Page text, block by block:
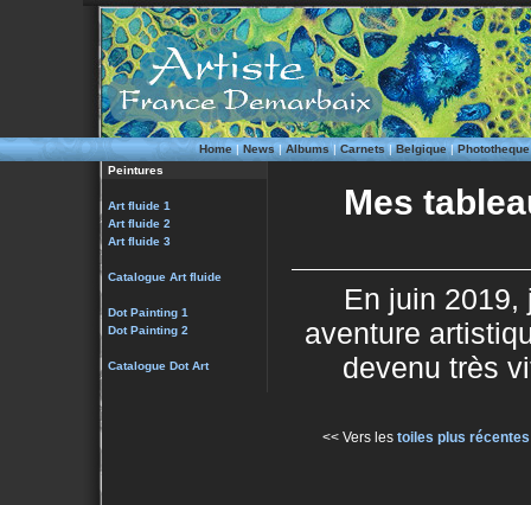
Home|News| Albums|Carnets|Belgique|Phototheque
Peintures
Art fluide 1
Art fluide 2
Art fluide 3
Catalogue Art fluide
Dot Painting 1
Dot Painting 2
Catalogue Dot Art
Mes
En juin 2019,
aventure
devenu très
<< Vers les toiles plus récentes